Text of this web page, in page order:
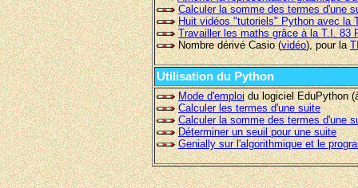
Calculer la somme des termes d'une
Huit vidéos "tutoriels" Python avec la
Travailler les maths grâce à la T.I. 83
Nombre dérivé Casio (vidéo), pour la
Utilisation du Python
Mode d'emploidu logiciel EduPython
Calculer les termes d'une suite
Calculer la somme des termes d'une
Déterminer un seuil pour une suite
Genially sur l'algorithmique et le